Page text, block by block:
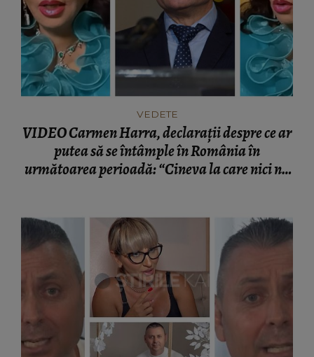
VEDETE
VIDEO Carmen Harra, declarații despre ce ar
putea să se întâmple în România în
următoarea perioadă: “Cineva la care nici nu